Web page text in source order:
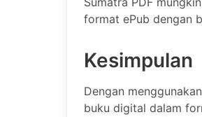
format ePub dengan
Kesimpulan
Dengan
buku digital dalam